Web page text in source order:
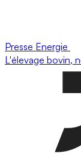
Presse Energie
L'élevage bovin,